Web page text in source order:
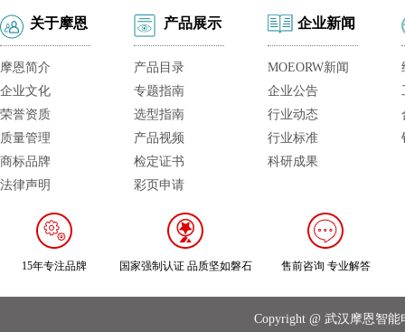
关于摩恩
摩恩简介
企业文化
荣誉资质
质量管理
商标品牌
法律声明
产品展示
产品目录
专题指南
选型指南
产品视频
检定证书
彩页申请
企业新闻
MOEORW新闻
企业公告
行业动态
行业标准
科研成果
15年专注品牌 国家强制认证 品质坚如磐石 售前咨询 专业解答
Copyright @ 武汉摩恩智